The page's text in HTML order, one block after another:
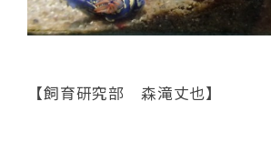
【飼育研究部 森滝丈也】